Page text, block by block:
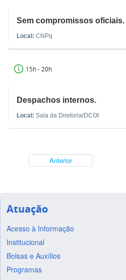
Sem compromissos oficiais.
Local: CNPq
15h - 20h
Despachos internos.
Local: Sala da Diretoria/DCOI
Anterior
Atuação
Acesso à Informação
Institucional
Bolsas e Auxílios
Programas